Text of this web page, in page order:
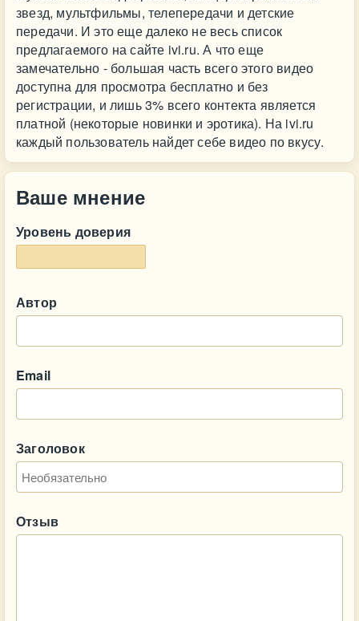
звезд, мультфильмы, телепередачи и детские
передачи. И это еще далеко не весь список
предлагаемого на сайте ivi.ru. А что еще
замечательно - большая часть всего этого видео
доступна для просмотра бесплатно и без
регистрации, и лишь 3% всего контекта является
платной (некоторые новинки и эротика). На ivi.ru
каждый пользователь найдет себе видео по вкусу.
Ваше мнение
Уровень доверия
Автор
Email
Заголовок
Отзыв